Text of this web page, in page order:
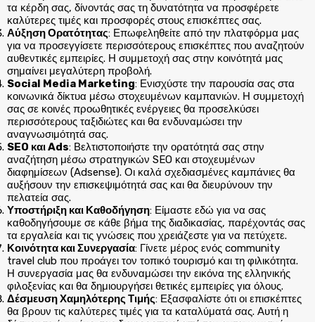
τα κέρδη σας, δίνοντάς σας τη δυνατότητα να προσφέρετε
καλύτερες τιμές και προσφορές στους επισκέπτες σας.
Αύξηση Ορατότητας: Επωφεληθείτε από την πλατφόρμα μας
για να προσεγγίσετε περισσότερους επισκέπτες που αναζητούν
αυθεντικές εμπειρίες. Η συμμετοχή σας στην κοινότητά μας
σημαίνει μεγαλύτερη προβολή.
Social Media Marketing: Ενισχύστε την παρουσία σας στα
κοινωνικά δίκτυα μέσω στοχευμένων καμπανιών. Η συμμετοχή
σας σε κοινές προωθητικές ενέργειες θα προσελκύσει
περισσότερους ταξιδιώτες και θα ενδυναμώσει την
αναγνωσιμότητά σας.
SEO και Ads: Βελτιστοποιήστε την ορατότητά σας στην
αναζήτηση μέσω στρατηγικών SEO και στοχευμένων
διαφημίσεων (Adsense). Οι καλά σχεδιασμένες καμπάνιες θα
αυξήσουν την επισκεψιμότητά σας και θα διευρύνουν την
πελατεία σας.
Υποστήριξη και Καθοδήγηση: Είμαστε εδώ για να σας
καθοδηγήσουμε σε κάθε βήμα της διαδικασίας, παρέχοντάς σας
τα εργαλεία και τις γνώσεις που χρειάζεστε για να πετύχετε.
Κοινότητα και Συνεργασία: Γίνετε μέρος ενός community
travel club που προάγει τον τοπικό τουρισμό και τη φιλικότητα.
Η συνεργασία μας θα ενδυναμώσει την εικόνα της ελληνικής
φιλοξενίας και θα δημιουργήσει θετικές εμπειρίες για όλους.
Δέσμευση Χαμηλότερης Τιμής: Εξασφαλίστε ότι οι επισκέπτες
θα βρουν τις καλύτερες τιμές για τα καταλύματά σας. Αυτή η